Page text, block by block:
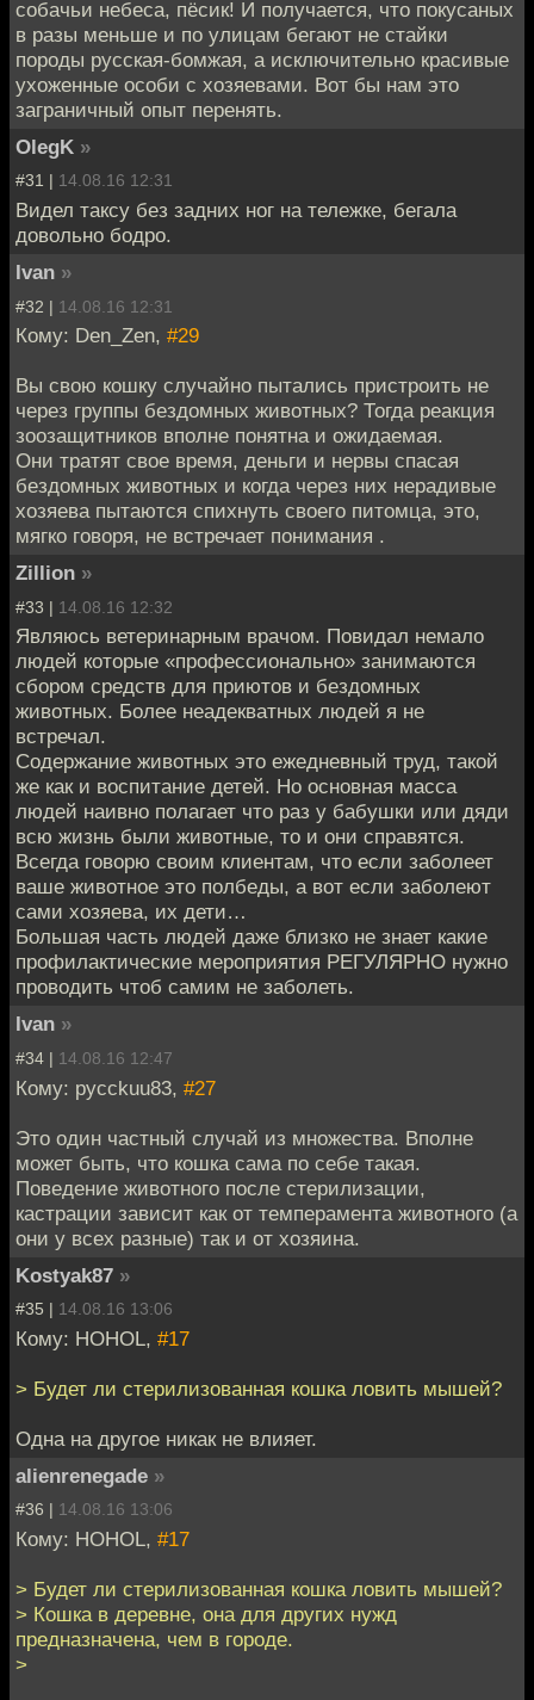
собачьи небеса, пёсик! И получается, что покусаных
в разы меньше и по улицам бегают не стайки
породы русская-бомжая, а исключительно красивые
ухоженные особи с хозяевами. Вот бы нам это
заграничный опыт перенять.
OlegK »
#31 | 14.08.16 12:31
Видел таксу без задних ног на тележке, бегала
довольно бодро.
Ivan »
#32 | 14.08.16 12:31
Кому: Den_Zen, #29
Вы свою кошку случайно пытались пристроить не
через группы бездомных животных? Тогда реакция
зоозащитников вполне понятна и ожидаемая.
Они тратят свое время, деньги и нервы спасая
бездомных животных и когда через них нерадивые
хозяева пытаются спихнуть своего питомца, это,
мягко говоря, не встречает понимания .
Zillion »
#33 | 14.08.16 12:32
Являюсь ветеринарным врачом. Повидал немало
людей которые «профессионально» занимаются
сбором средств для приютов и бездомных
животных. Более неадекватных людей я не
встречал.
Содержание животных это ежедневный труд, такой
же как и воспитание детей. Но основная масса
людей наивно полагает что раз у бабушки или дяди
всю жизнь были животные, то и они справятся.
Всегда говорю своим клиентам, что если заболеет
ваше животное это полбеды, а вот если заболеют
сами хозяева, их дети…
Большая часть людей даже близко не знает какие
профилактические мероприятия РЕГУЛЯРНО нужно
проводить чтоб самим не заболеть.
Ivan »
#34 | 14.08.16 12:47
Кому: pycckuu83, #27
Это один частный случай из множества. Вполне
может быть, что кошка сама по себе такая.
Поведение животного после стерилизации,
кастрации зависит как от темперамента животного (а
они у всех разные) так и от хозяина.
Kostyak87 »
#35 | 14.08.16 13:06
Кому: HOHOL, #17
> Будет ли стерилизованная кошка ловить мышей?
Одна на другое никак не влияет.
alienrenegade »
#36 | 14.08.16 13:06
Кому: HOHOL, #17
> Будет ли стерилизованная кошка ловить мышей?
> Кошка в деревне, она для других нужд
предназначена, чем в городе.
>